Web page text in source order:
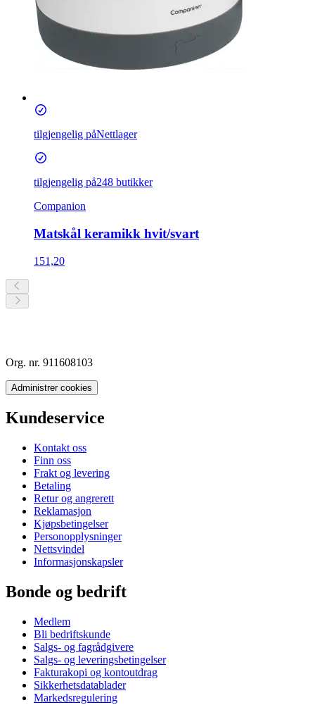
tilgjengelig påNettlager
tilgjengelig på248 butikker
Companion
Matskål keramikk hvit/svart
151,20
Org. nr. 911608103
Administrer cookies
Kundeservice
Kontakt oss
Finn oss
Frakt og levering
Betaling
Retur og angrerett
Reklamasjon
Kjøpsbetingelser
Personopplysninger
Nettsvindel
Informasjonskapsler
Bonde og bedrift
Medlem
Bli bedriftskunde
Salgs- og fagrådgivere
Salgs- og leveringsbetingelser
Fakturakopi og kontoutdrag
Sikkerhetsdatablader
Markedsregulering